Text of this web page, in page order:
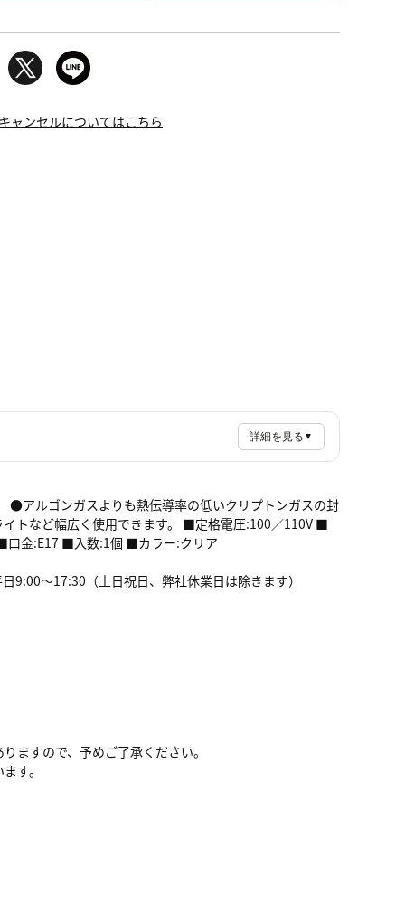
ャンセルについてはこちら
詳細を見る ▼
アルゴンガスよりも熱伝導率の低いクリプトンガスの封
トなど幅広く使用できます。 ■定格電圧:100／110V ■
金:E17 ■入数:1個 ■カラー:クリア
9:00～17:30（土日祝日、弊社休業日は除きます）
ますので、予めご了承ください。
す。